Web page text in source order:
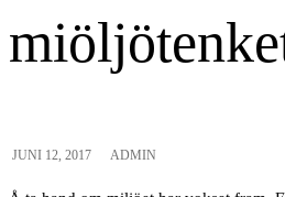
JUNI 12, 2017 ADMIN